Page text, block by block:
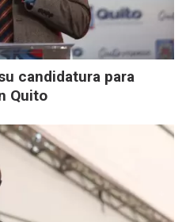
candidatura para
Quito